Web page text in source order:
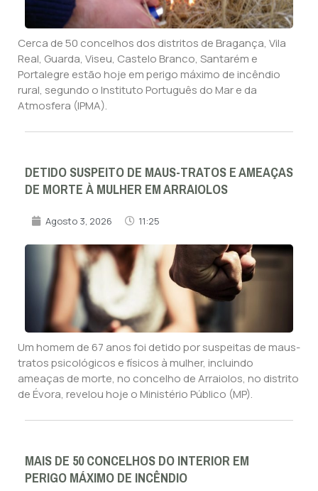
Cerca de 50 concelhos dos distritos de Bragança, Vila
Real, Guarda, Viseu, Castelo Branco, Santarém e
Portalegre estão hoje em perigo máximo de incêndio
rural, segundo o Instituto Português do Mar e da
Atmosfera (IPMA).
DETIDO SUSPEITO DE MAUS-TRATOS E AMEAÇAS
DE MORTE À MULHER EM ARRAIOLOS
Agosto 3, 2026 11:25
Um homem de 67 anos foi detido por suspeitas de maus-
tratos psicológicos e físicos à mulher, incluindo
ameaças de morte, no concelho de Arraiolos, no distrito
de Évora, revelou hoje o Ministério Público (MP).
MAIS DE 50 CONCELHOS DO INTERIOR EM
PERIGO MÁXIMO DE INCÊNDIO